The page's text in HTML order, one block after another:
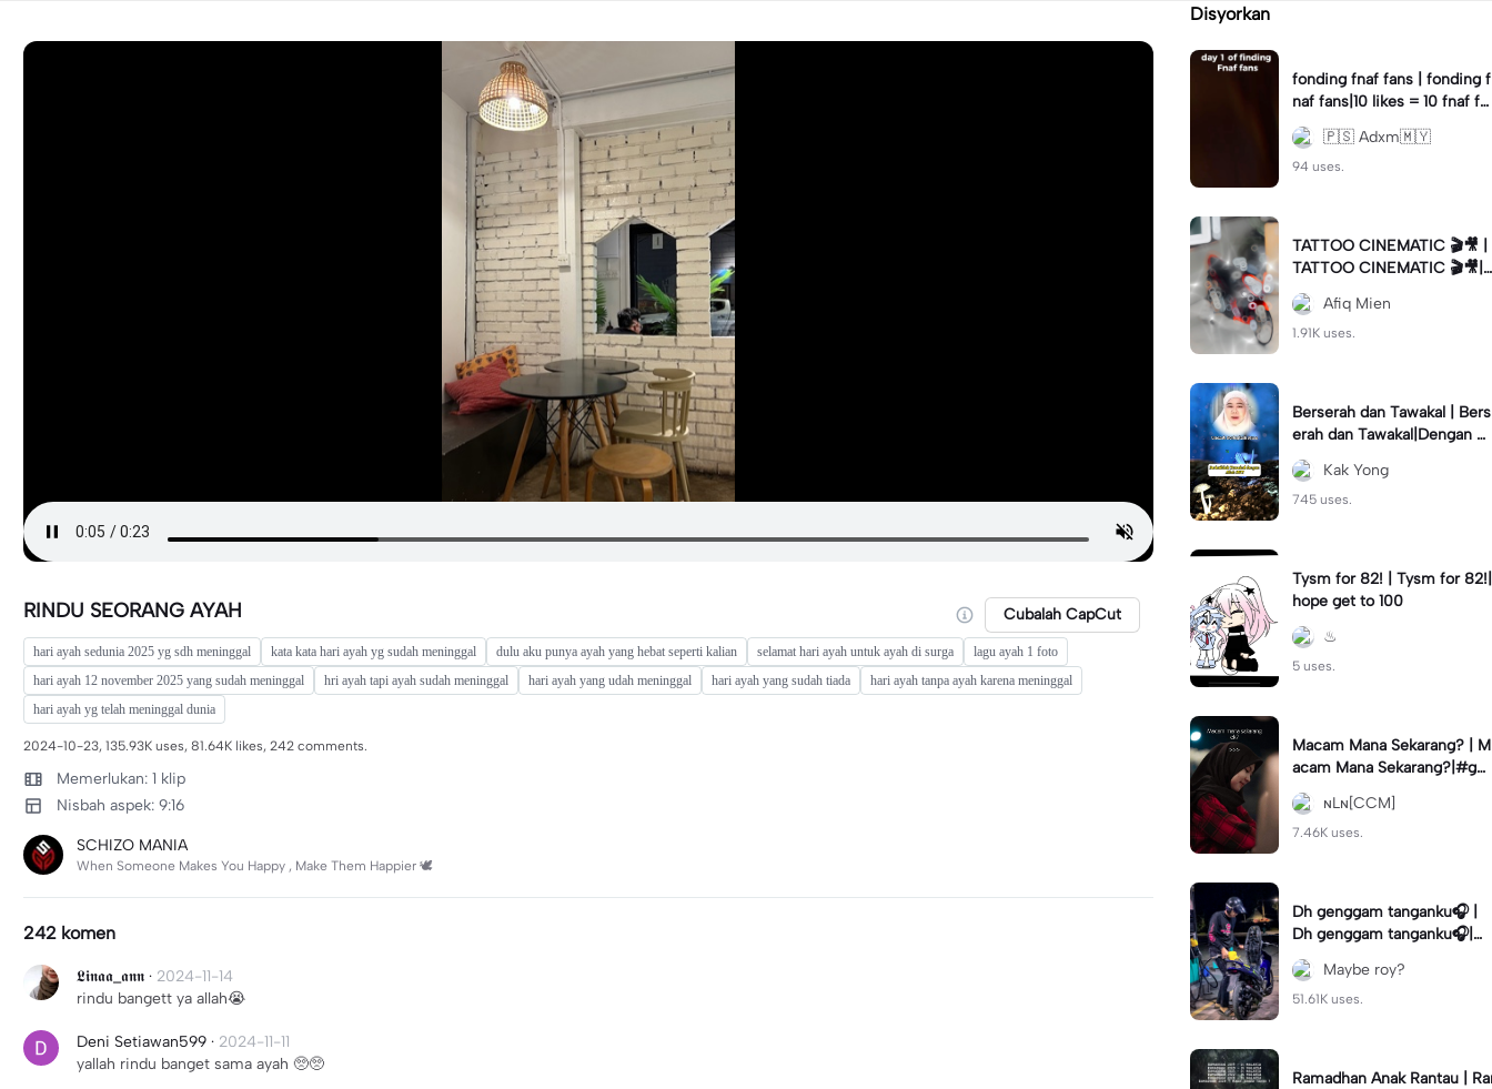
RINDU SEORANG AYAH Cubalah CapCut
hari ayah sedunia 2025 yg sdh meninggal kata kata hari ayah yg sudah meninggal dulu aku punya ayah yang hebat seperti kalian selamat hari ayah untuk ayah di surga
lagu ayah 1 foto
hari ayah 12 november 2025 yang sudah meninggal
hri ayah tapi ayah sudah meninggal hari ayah yang udah meninggal hari ayah yang sudah tiada
hari ayah tanpa ayah karena meninggal
hari ayah yg telah meninggal dunia
2024-10-23, 135.93K uses, 81.64K likes, 242 comments.
Memerlukan: 1 klip
Nisbah aspek: 9:16
SCHIZO MANIA
When Someone Makes You Happy , Make Them Happier 🕊️
242 komen
𝕷𝖎𝖓𝖆𝖆_𝖆𝖓𝖓 · 2024-11-14
rindu bangett ya allah😭
Deni Setiawan599 · 2024-11-11
yallah rindu banget sama ayah 🥺🥺
Disyorkan
fonding fnaf fans | fonding f
naf fans|10 likes = 10 fnaf fa
ns || #fnaf #fans
🇵🇸 Adxm🇲🇾
94 uses.
TATTOO CINEMATIC 🎬🎥 |
TATTOO CINEMATIC 🎬🎥|
#foryou #fyp #cinematic
Afiq Mien
1.91K uses.
Berserah dan Tawakal | Bers
erah dan Tawakal|Dengan Al
lah SWT #ustazahnorhafiza
hmusa #tazkirah #fyp
Kak Yong
745 uses.
Tysm for 82! | Tysm for 82!|
hope get to 100
♨︎
5 uses.
Macam Mana Sekarang? | M
acam Mana Sekarang?|#ga
ntikteks#gantiphoto#statu
sharian #quotestory#leeya
na
ɴLɴ[CCM]
7.46K uses.
Dh genggam tanganku🎧 |
Dh genggam tanganku🎧|#
mixtape #trendtiktiktok
Maybe roy?
51.61K uses.
Ramadhan Anak Rantau |